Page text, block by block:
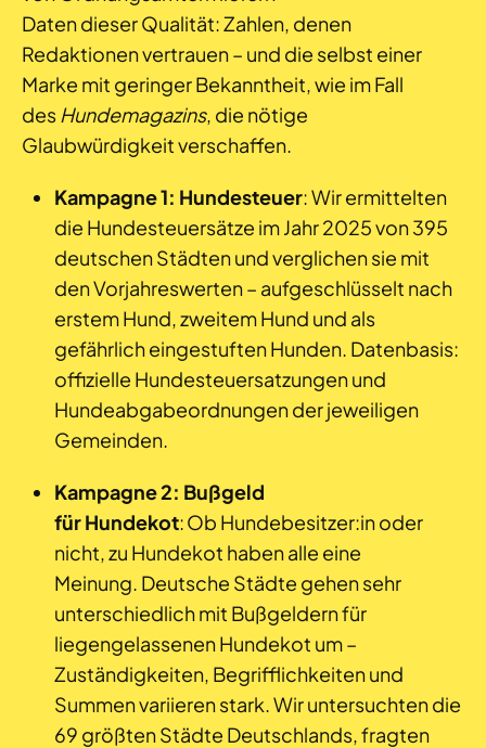
Daten dieser Qualität: Zahlen, denen
Redaktionen vertrauen – und die selbst einer
Marke mit geringer Bekanntheit, wie im Fall
des Hundemagazins, die nötige
Glaubwürdigkeit verschaffen.
Kampagne 1: Hundesteuer: Wir ermittelten
die Hundesteuersätze im Jahr 2025 von 395
deutschen Städten und verglichen sie mit
den Vorjahreswerten – aufgeschlüsselt nach
erstem Hund, zweitem Hund und als
gefährlich eingestuften Hunden. Datenbasis:
offizielle Hundesteuersatzungen und
Hundeabgabeordnungen der jeweiligen
Gemeinden.
Kampagne 2: Bußgeld
für Hundekot: Ob Hundebesitzer:in oder
nicht, zu Hundekot haben alle eine
Meinung. Deutsche Städte gehen sehr
unterschiedlich mit Bußgeldern für
liegengelassenen Hundekot um –
Zuständigkeiten, Begrifflichkeiten und
Summen variieren stark. Wir untersuchten die
69 größten Städte Deutschlands, fragten